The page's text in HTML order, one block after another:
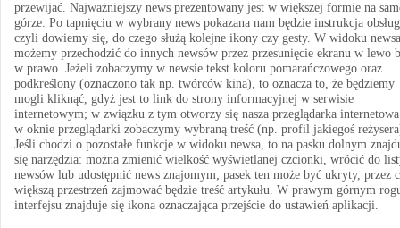
przewijać. Najważniejszy news prezentowany jest w większej formie na
górze. Po tapnięciu w wybrany news pokazana nam będzie instrukcja
czyli dowiemy się, do czego służą kolejne ikony czy gesty. W widoku newsa
możemy przechodzić do innych newsów przez przesunięcie ekranu w lewo
w prawo. Jeżeli zobaczymy w newsie tekst koloru pomarańczowego oraz
podkreślony (oznaczono tak np. twórców kina), to oznacza to, że będziemy
mogli kliknąć, gdyż jest to link do strony informacyjnej w serwisie
internetowym; w związku z tym otworzy się nasza przeglądarka
w oknie przeglądarki zobaczymy wybraną treść (np. profil jakiegoś
Jeśli chodzi o pozostałe funkcje w widoku newsa, to na pasku dolnym
się narzędzia: można zmienić wielkość wyświetlanej czcionki, wrócić do
newsów lub udostępnić news znajomym; pasek ten może być ukryty, przez
większą przestrzeń zajmować będzie treść artykułu. W prawym górnym
interfejsu znajduje się ikona oznaczająca przejście do ustawień aplikacji.